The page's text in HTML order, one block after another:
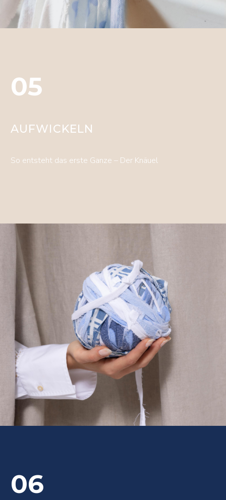
05
AUFWICKELN
So entsteht das erste Ganze – Der Knäuel
06